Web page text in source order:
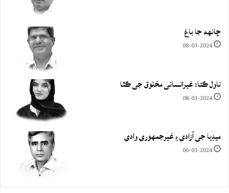
چانهه جا باغ
08-03-2024
ناول ڪتا: غيرانساني مخلوق جي ڪٿا
08-03-2024
ميڊيا جي آزادي ۽ غيرجمھوري وادي
06-03-2024